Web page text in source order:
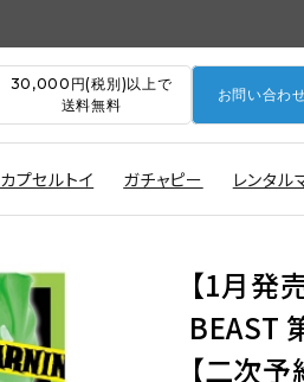
30,000円(税別)以上で
送料無料
お問い合わ
カプセルトイ ガチャピー レンタル
【1月発
BEAST
【二次予